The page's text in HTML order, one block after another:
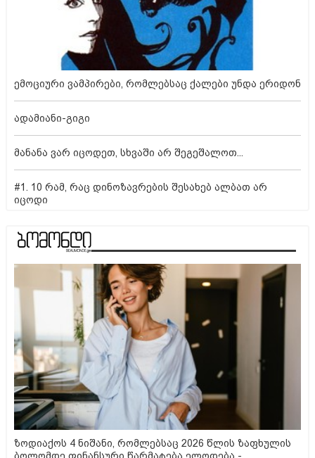
ემოციური ვამპირები, რომლებსაც ქალები უნდა ერიდონ
ადამიანი-გიგი
მანანა ვარ იცოდეთ, სხვაში არ შეგეშალოთ...
#1. 10 რამ, რაც დინოზავრების შესახებ ალბათ არ
იცოდი
ზოდიაქოს 4 ნიშანი, რომლებსაც 2026 წლის ზაფხულის
ბოლომდე ფინანსური წარმატება ელოდება -